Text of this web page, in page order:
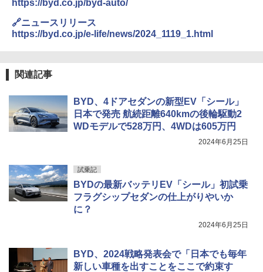
https://byd.co.jp/byd-auto/
🔗ニュースリリース
https://byd.co.jp/e-life/news/2024_1119_1.html
関連記事
BYD、4ドアセダンの新型EV「シール」
日本で発売 航続距離640kmの後輪駆動2
WDモデルで528万円、4WDは605万円
2024年6月25日
試乗記
BYDの最新バッテリEV「シール」初試乗
フラグシップセダンの仕上がりやいか
に？
2024年6月25日
BYD、2024戦略発表会で「日本でも毎年
新しい車種を出すことをここで約束す